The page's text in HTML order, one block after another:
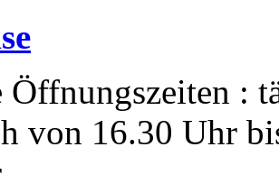
:
von 16.30 Uhr